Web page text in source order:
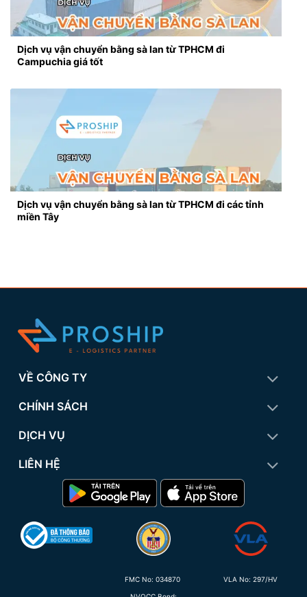
Dịch vụ vận chuyển bằng sà lan từ TPHCM đi
Campuchia giá tốt
Dịch vụ vận chuyển bằng sà lan từ TPHCM đi các tỉnh
miền Tây
VỀ CÔNG TY
CHÍNH SÁCH
DỊCH VỤ
LIÊN HỆ
FMC No: 034870 VLA No: 297/HV